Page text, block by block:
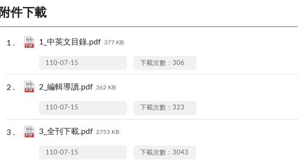
附件下載
1_中英文目錄.pdf 377 KB
110-07-15 下載次數：306
2_編輯導讀.pdf 362 KB
110-07-15 下載次數：323
3_全刊下載.pdf 2753 KB
110-07-15 下載次數：3043